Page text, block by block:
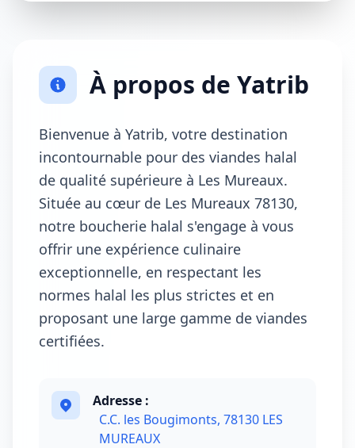
À propos de Yatrib
Bienvenue à Yatrib, votre destination
incontournable pour des viandes halal
de qualité supérieure à Les Mureaux.
Située au cœur de Les Mureaux 78130,
notre boucherie halal s'engage à vous
offrir une expérience culinaire
exceptionnelle, en respectant les
normes halal les plus strictes et en
proposant une large gamme de viandes
certifiées.
Adresse :
C.C. les Bougimonts, 78130 LES
MUREAUX